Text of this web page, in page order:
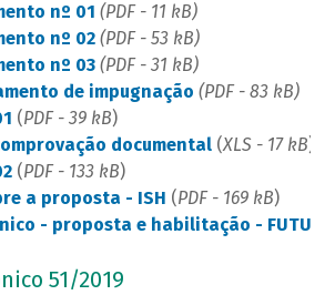
nº 01 (PDF - 11 kB)
nº 02(PDF - 53 kB)
nº 03(PDF - 31 kB)
de impugnação (PDF - 83 kB)
(PDF - 39 kB)
documental(XLS - 17 kB)
(PDF - 133 kB)
a proposta - ISH (PDF - 169 kB)
- proposta e habilitação - FUTURE
51/2019